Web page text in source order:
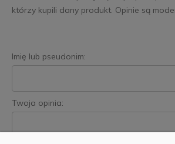
którzy kupili dany produkt. Opinie są
Imię lub pseudonim:
Twoja opinia: